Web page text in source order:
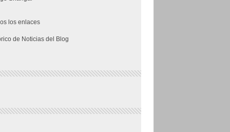
los enlaces
de Noticias del Blog